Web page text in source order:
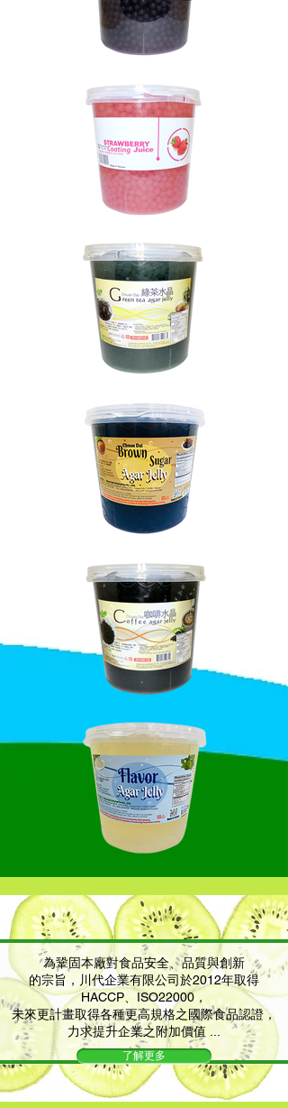
為鞏固本廠對食品安全、品質與創新
的宗旨，川代企業有限公司於2012年取得
HACCP、ISO22000，
未來更計畫取得各種更高規格之國際食品認證，
力求提升企業之附加價值 ...
了解更多